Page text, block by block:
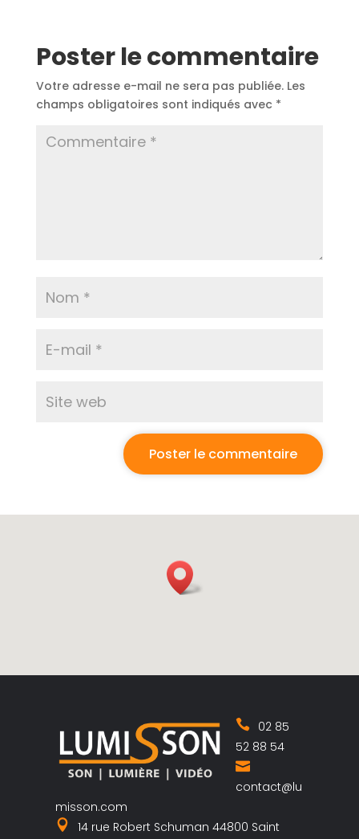
Poster le commentaire
Votre adresse e-mail ne sera pas publiée. Les
champs obligatoires sont indiqués avec *
02 85
52 88 54
contact@lu
misson.com
14 rue Robert Schuman 44800 Saint